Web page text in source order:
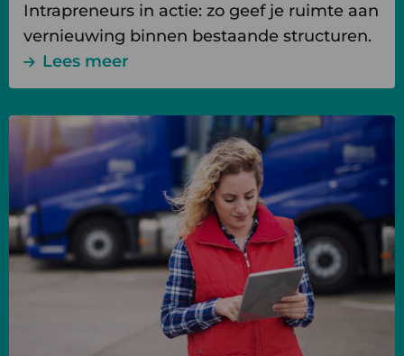
Intrapreneurs in actie: zo geef je ruimte aan
vernieuwing binnen bestaande structuren.
Lees meer
meer
over
Een
integrale
blik